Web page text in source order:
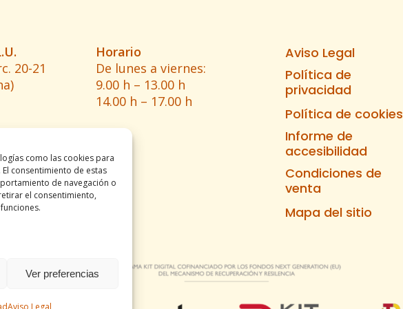
como las cookies para
consentimiento de estas
de navegación o
el consentimiento,
Ver preferencias
Aviso Legal
20-21
Horario
De lunes a viernes:
9.00 h – 13.00 h
14.00 h – 17.00 h
Aviso Legal
Política de
privacidad
Política de cookies
Informe de
accesibilidad
Condiciones de
venta
Mapa del sitio